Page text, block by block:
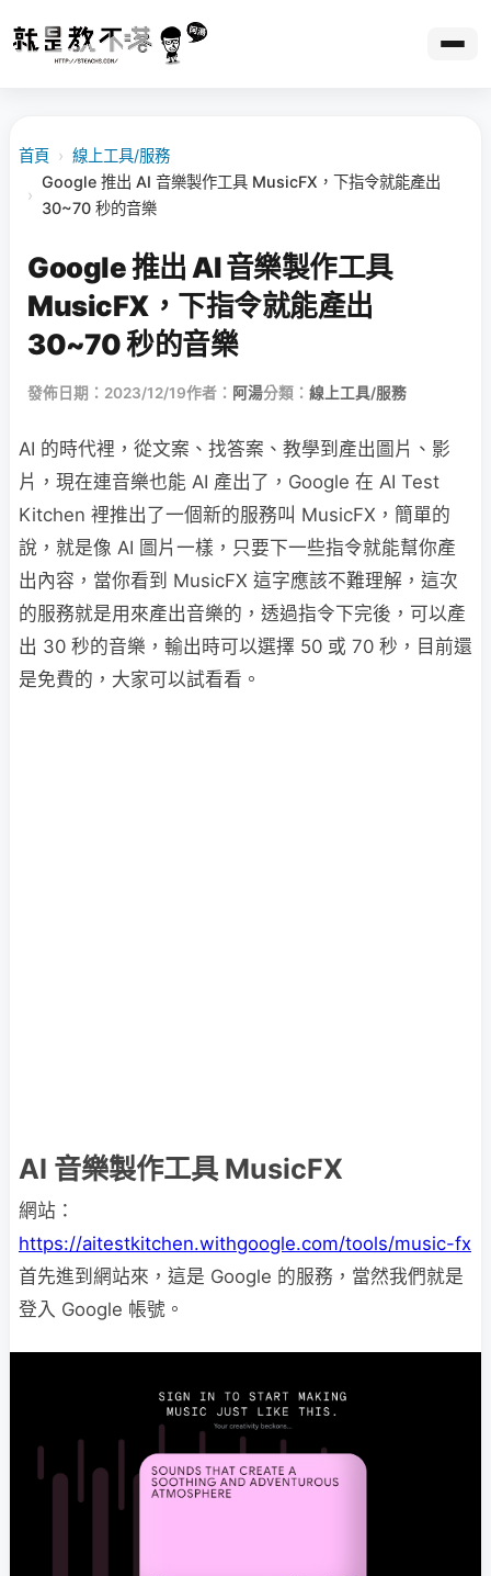
首頁 › 線上工具/服務
›
Google 推出 AI 音樂製作工具 MusicFX，下指令就能產出
30~70 秒的音樂
Google 推出 AI 音樂製作工具
MusicFX，下指令就能產出
30~70 秒的音樂
發佈日期：2023/12/19作者： 阿湯分類： 線上工具/服務
AI 的時代裡，從文案、找答案、教學到產出圖片、影
片，現在連音樂也能 AI 產出了，Google 在 AI Test
Kitchen 裡推出了一個新的服務叫 MusicFX，簡單的
說，就是像 AI 圖片一樣，只要下一些指令就能幫你產
出內容，當你看到 MusicFX 這字應該不難理解，這次
的服務就是用來產出音樂的，透過指令下完後，可以產
出 30 秒的音樂，輸出時可以選擇 50 或 70 秒，目前還
是免費的，大家可以試看看。
AI 音樂製作工具 MusicFX
網站：
https://aitestkitchen.withgoogle.com/tools/music-fx
首先進到網站來，這是 Google 的服務，當然我們就是
登入 Google 帳號。